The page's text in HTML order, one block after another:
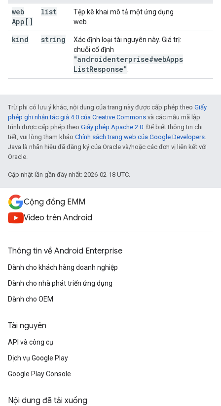
web
App[]
list
Tệp kê khai mô tả một ứng dụng
web.
kind string
Xác định loại tài nguyên này. Giá trị:
chuỗi cố định
"androidenterprise#webApps
ListResponse"
Trừ phi có lưu ý khác, nội dung của trang này được cấp phép theo Giấy
phép ghi nhận tác giả 4.0 của Creative Commons và các mẫu mã lập
trình được cấp phép theo Giấy phép Apache 2.0. Để biết thông tin chi
tiết, vui lòng tham khảo Chính sách trang web của Google Developers.
Java là nhãn hiệu đã đăng ký của Oracle và/hoặc các đơn vị liên kết với
Oracle.
Cập nhật lần gần đây nhất: 2026-02-18 UTC.
Cộng đồng EMM
Video trên Android
Thông tin về Android Enterprise
Dành cho khách hàng doanh nghiệp
Dành cho nhà phát triển ứng dụng
Dành cho OEM
Tài nguyên
API và công cụ
Dịch vụ Google Play
Google Play Console
Nội dung đã tải xuống